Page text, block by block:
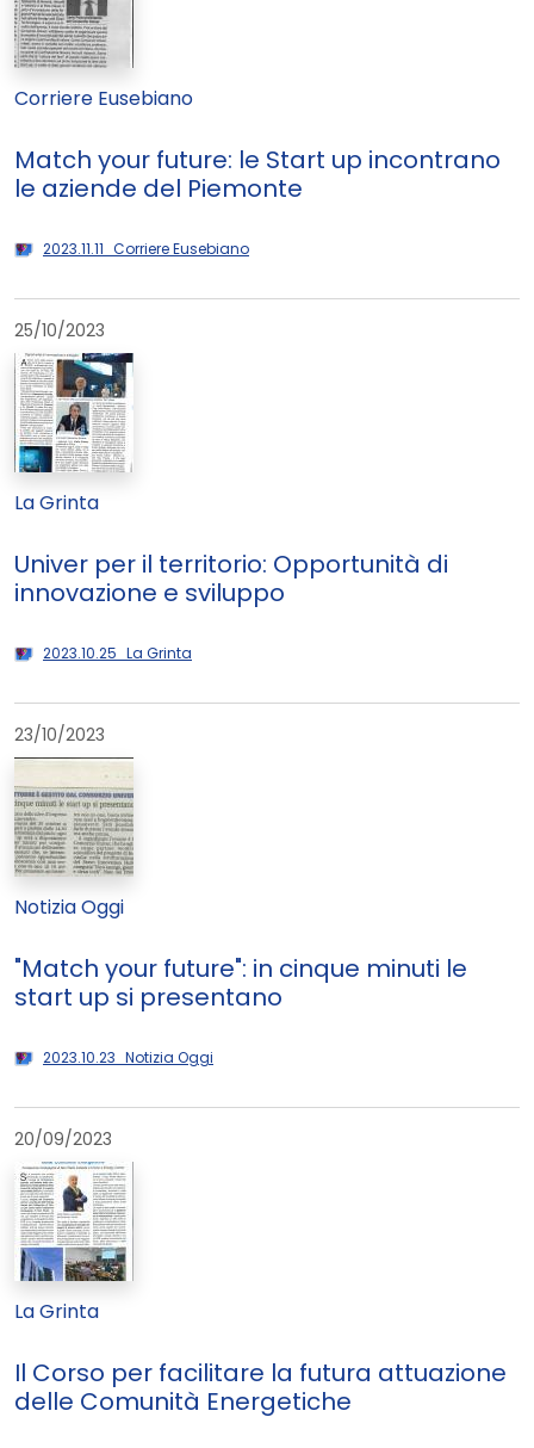
Corriere Eusebiano
Match your future: le Start up incontrano
le aziende del Piemonte
2023.11.11_Corriere Eusebiano
25/10/2023
La Grinta
Univer per il territorio: Opportunità di
innovazione e sviluppo
2023.10.25_La Grinta
23/10/2023
Notizia Oggi
"Match your future": in cinque minuti le
start up si presentano
2023.10.23_Notizia Oggi
20/09/2023
La Grinta
Il Corso per facilitare la futura attuazione
delle Comunità Energetiche